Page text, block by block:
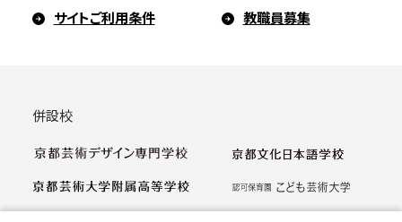
サイトご利用条件 教職員募集
併設校